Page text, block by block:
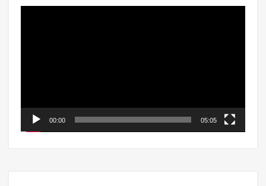
00:00 05:05